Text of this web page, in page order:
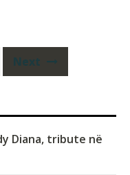
Next
Diana, tribute në